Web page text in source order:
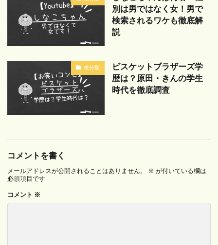
別は男ではなく女！男で
検索されるワケも徹底解
説
未分類
ビスケットブラザーズ学
歴は？原田・きんの学生
時代を徹底調査
コメントを書く
メールアドレスが公開されることはありません。 ※ が付いている欄は
必須項目です
コメント ※